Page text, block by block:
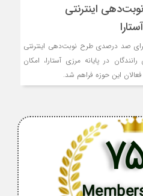
اینترنتی
صد درصدی طرح نوبت‌دهی اینترنتی
در پایانه مرزی آستارا، امکان
این حوزه فراهم شد.